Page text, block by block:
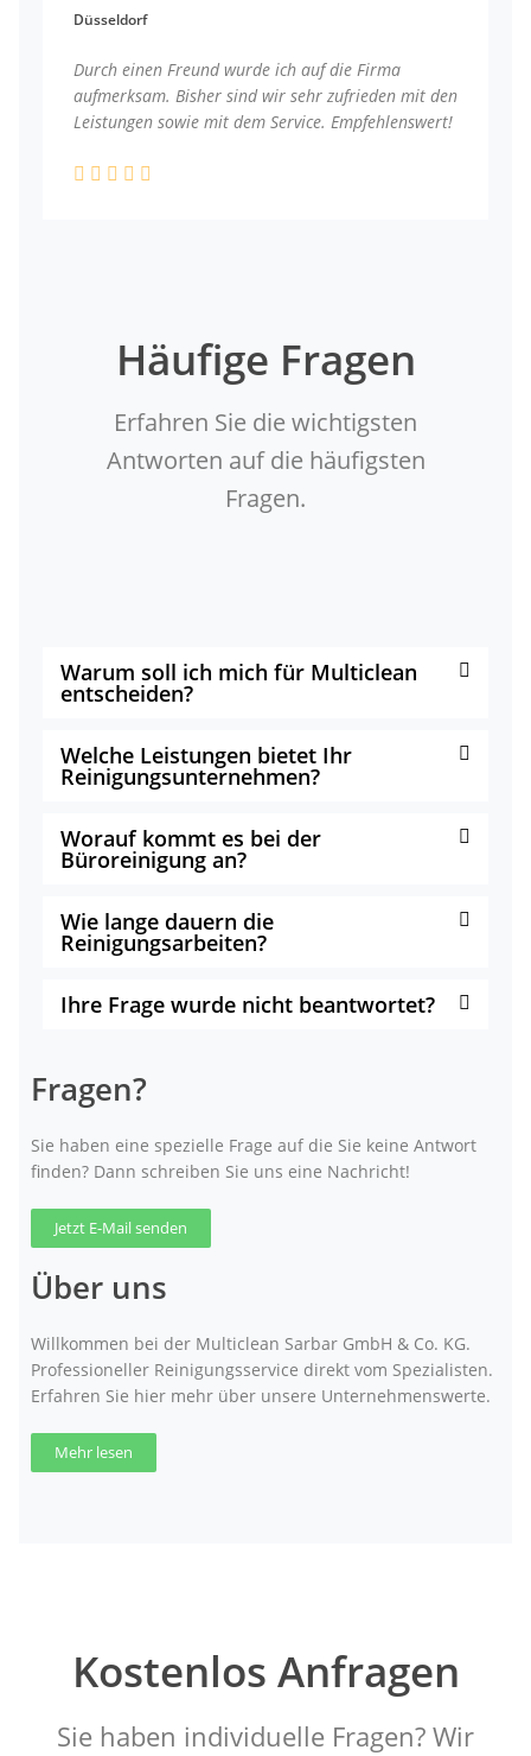
Düsseldorf
Durch einen Freund wurde ich auf die Firma
aufmerksam. Bisher sind wir sehr zufrieden mit den
Leistungen sowie mit dem Service. Empfehlenswert!
Häufige Fragen
Erfahren Sie die wichtigsten
Antworten auf die häufigsten
Fragen.
Warum soll ich mich für Multiclean
entscheiden?
Welche Leistungen bietet Ihr
Reinigungsunternehmen?
Worauf kommt es bei der
Büroreinigung an?
Wie lange dauern die
Reinigungsarbeiten?
Ihre Frage wurde nicht beantwortet?
Fragen?
Sie haben eine spezielle Frage auf die Sie keine Antwort
finden? Dann schreiben Sie uns eine Nachricht!
Jetzt E-Mail senden
Über uns
Willkommen bei der Multiclean Sarbar GmbH & Co. KG.
Professioneller Reinigungsservice direkt vom Spezialisten.
Erfahren Sie hier mehr über unsere Unternehmenswerte.
Mehr lesen
Kostenlos Anfragen
Sie haben individuelle Fragen? Wir